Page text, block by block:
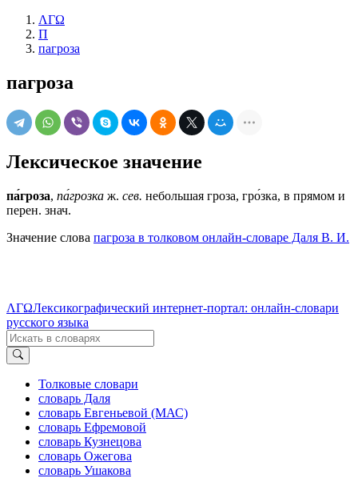
ΛΓΩ
П
пагроза
пагроза
Лексическое значение
па́гроза, па́грозка ж. сев. небольшая гроза, гро́зка, в прямом и
перен. знач.
Значение слова пагроза в толковом онлайн-словаре Даля В. И.
ΛΓΩЛексикографический интернет-портал: онлайн-словари
русского языка
Толковые словари
словарь Даля
словарь Евгеньевой (МАС)
словарь Ефремовой
словарь Кузнецова
словарь Ожегова
словарь Ушакова